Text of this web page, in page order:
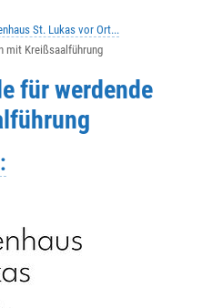
St. Lukas vor Ort...
mit Kreißsaalführung
für werdende